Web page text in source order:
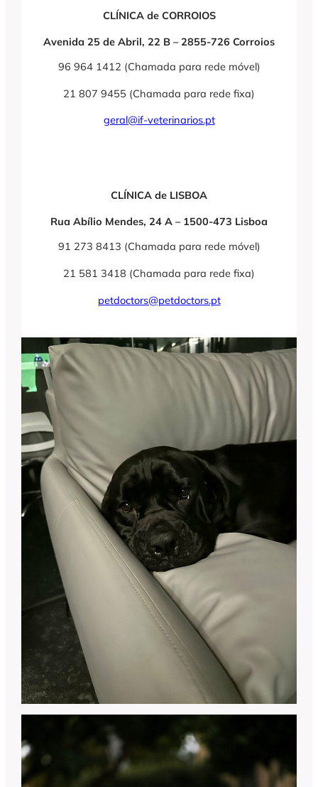
CLÍNICA de CORROIOS
Avenida 25 de Abril, 22 B – 2855-726 Corroios
96 964 1412 (Chamada para rede móvel)
21 807 9455 (Chamada para rede fixa)
geral@if-veterinarios.pt
CLÍNICA de LISBOA
Rua Abílio Mendes, 24 A – 1500-473 Lisboa
91 273 8413 (Chamada para rede móvel)
21 581 3418 (Chamada para rede fixa)
petdoctors@petdoctors.pt